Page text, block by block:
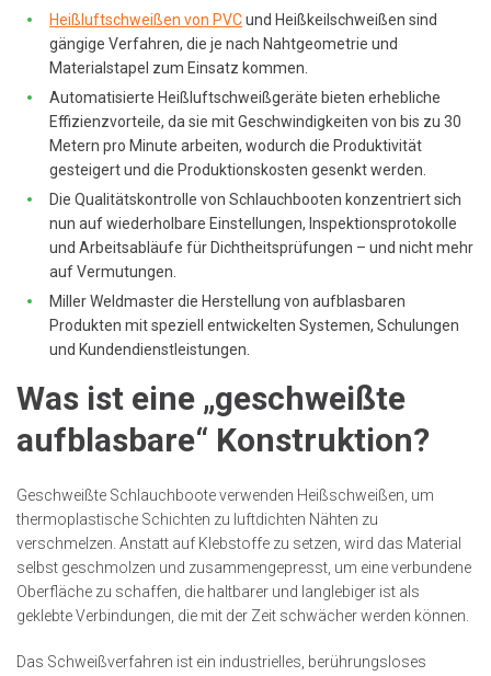
Heißluftschweißen von PVCund Heißkeilschweißen sind
gängige Verfahren, die je nach Nahtgeometrie und
Materialstapel zum Einsatz kommen.
Automatisierte Heißluftschweißgeräte bieten erhebliche
Effizienzvorteile, da sie mit Geschwindigkeiten von bis zu 30
Metern pro Minute arbeiten, wodurch die Produktivität
gesteigert und die Produktionskosten gesenkt werden.
Die Qualitätskontrolle von Schlauchbooten konzentriert sich
nun auf wiederholbare Einstellungen, Inspektionsprotokolle
und Arbeitsabläufe für Dichtheitsprüfungen – und nicht mehr
auf Vermutungen.
Miller Weldmaster die Herstellung von aufblasbaren
Produkten mit speziell entwickelten Systemen, Schulungen
und Kundendienstleistungen.
Was ist eine „geschweißte
aufblasbare“ Konstruktion?
Geschweißte Schlauchboote verwenden Heißschweißen, um
thermoplastische Schichten zu luftdichten Nähten zu
verschmelzen. Anstatt auf Klebstoffe zu setzen, wird das Material
selbst geschmolzen und zusammengepresst, um eine verbundene
Oberfläche zu schaffen, die haltbarer und langlebiger ist als
geklebte Verbindungen, die mit der Zeit schwächer werden können.
Das Schweißverfahren ist ein industrielles, berührungsloses